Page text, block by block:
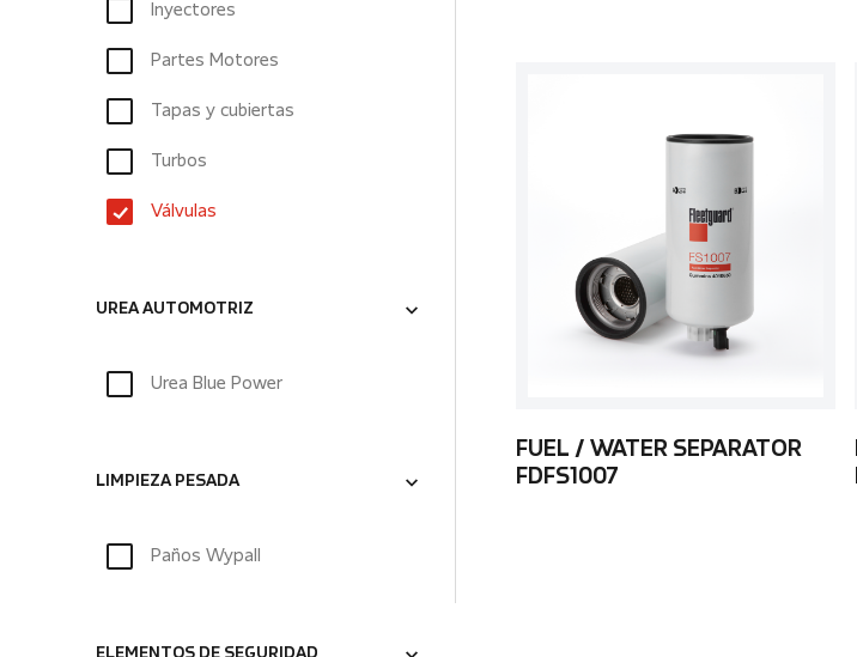
Inyectores
Partes Motores
Tapas y cubiertas
Turbos
Válvulas
UREA AUTOMOTRIZ
Urea Blue Power
LIMPIEZA PESADA
Paños Wypall
FUEL / WATER SEPARATOR
FDFS1007